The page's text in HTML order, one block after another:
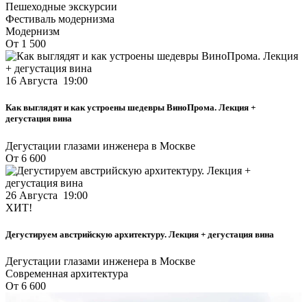
Пешеходные экскурсии
Фестиваль модернизма
Модернизм
От 1 500
16 Августа 19:00
Как выглядят и как устроены шедевры ВиноПрома. Лекция +
дегустация вина
Дегустации глазами инженера в Москве
От 6 600
26 Августа 19:00
ХИТ!
Дегустируем австрийскую архитектуру. Лекция + дегустация вина
Дегустации глазами инженера в Москве
Современная архитектура
От 6 600